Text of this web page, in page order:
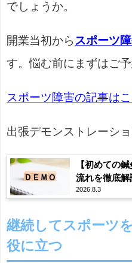
でしょうか。
開業当初から スポーツ
す。悩む前にまずはご予
スポーツ障害の記事は
出張デモンストレーシ
【初めての
流れを徹底解
2026.8.3
継続してスポーツ
役に立つ